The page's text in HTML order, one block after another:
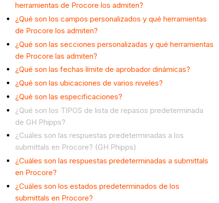
herramientas de Procore los admiten?
¿Qué son los campos personalizados y qué herramientas
de Procore los admiten?
¿Qué son las secciones personalizadas y qué herramientas
de Procore las admiten?
¿Qué son las fechas límite de aprobador dinámicas?
¿Qué son las ubicaciones de varios niveles?
¿Qué son las especificaciones?
¿Qué son los TIPOS de lista de repasos predeterminada
de GH Phipps?
¿Cuáles son las respuestas predeterminadas a los
submittals en Procore? (GH Phipps)
¿Cuáles son las respuestas predeterminadas a submittals
en Procore?
¿Cuáles son los estados predeterminados de los
submittals en Procore?